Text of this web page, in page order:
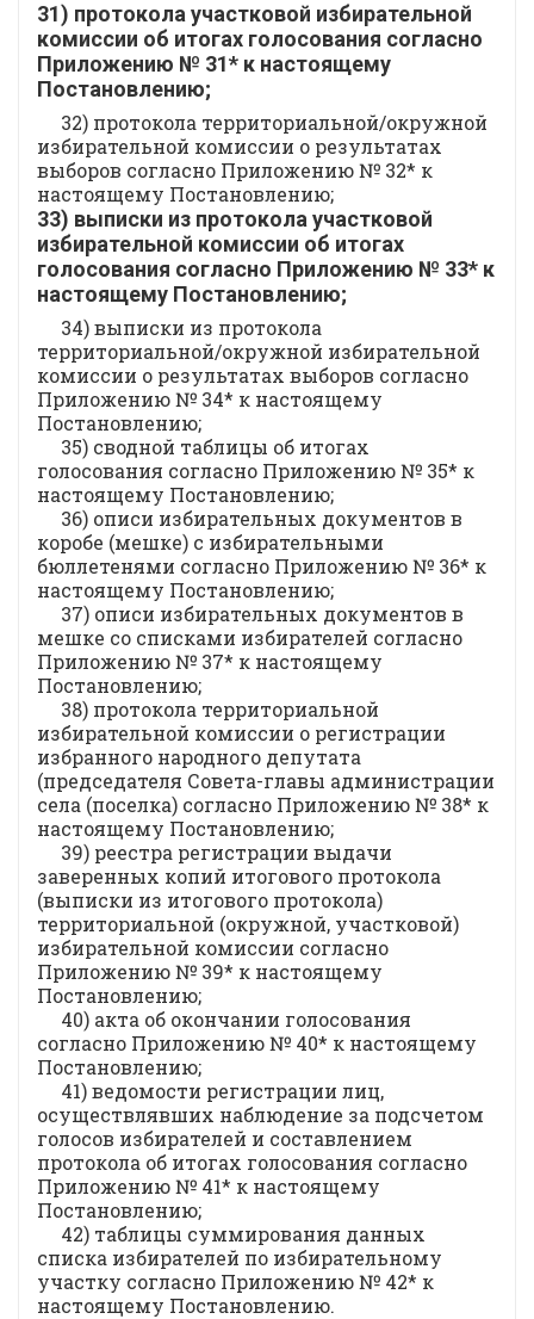
31) протокола участковой избирательной
комиссии об итогах голосования согласно
Приложению № 31* к настоящему
Постановлению;
32) протокола территориальной/окружной
избирательной комиссии о результатах
выборов согласно Приложению № 32* к
настоящему Постановлению;
33) выписки из протокола участковой
избирательной комиссии об итогах
голосования согласно Приложению № 33* к
настоящему Постановлению;
34) выписки из протокола
территориальной/окружной избирательной
комиссии о результатах выборов согласно
Приложению № 34* к настоящему
Постановлению;
35) сводной таблицы об итогах
голосования согласно Приложению № 35* к
настоящему Постановлению;
36) описи избирательных документов в
коробе (мешке) с избирательными
бюллетенями согласно Приложению № 36* к
настоящему Постановлению;
37) описи избирательных документов в
мешке со списками избирателей согласно
Приложению № 37* к настоящему
Постановлению;
38) протокола территориальной
избирательной комиссии о регистрации
избранного народного депутата
(председателя Совета-главы администрации
села (поселка) согласно Приложению № 38* к
настоящему Постановлению;
39) реестра регистрации выдачи
заверенных копий итогового протокола
(выписки из итогового протокола)
территориальной (окружной, участковой)
избирательной комиссии согласно
Приложению № 39* к настоящему
Постановлению;
40) акта об окончании голосования
согласно Приложению № 40* к настоящему
Постановлению;
41) ведомости регистрации лиц,
осуществлявших наблюдение за подсчетом
голосов избирателей и составлением
протокола об итогах голосования согласно
Приложению № 41* к настоящему
Постановлению;
42) таблицы суммирования данных
списка избирателей по избирательному
участку согласно Приложению № 42* к
настоящему Постановлению.